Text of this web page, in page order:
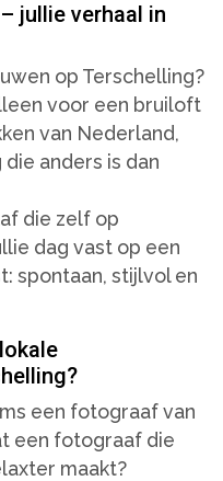
jullie verhaal in
op Terschelling?
voor een bruiloft
van Nederland,
anders is dan
die zelf op
dag vast op een
spontaan, stijlvol en
een fotograaf van
een fotograaf die
maakt?